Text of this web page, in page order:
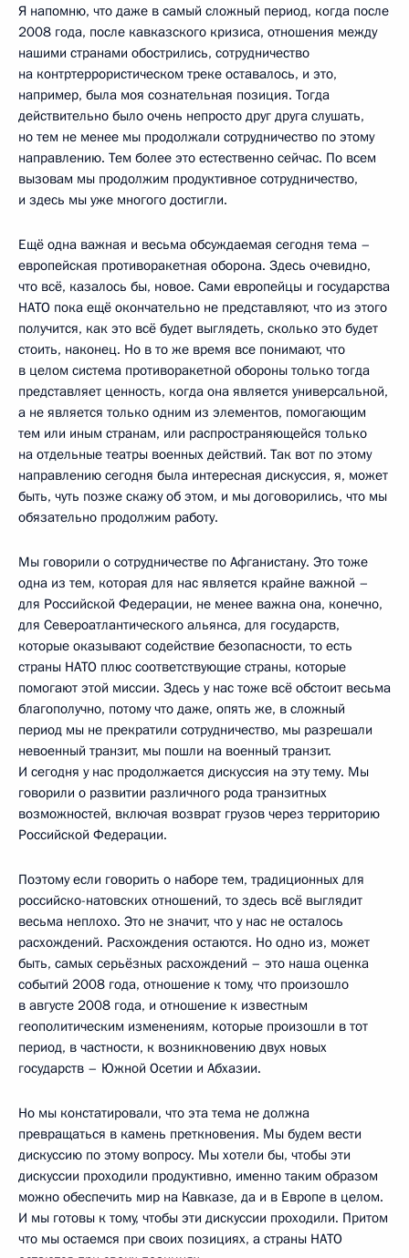
Я напомню, что даже в самый сложный период, когда после
2008 года, после кавказского кризиса, отношения между
нашими странами обострились, сотрудничество
на контртеррористическом треке оставалось, и это,
например, была моя сознательная позиция. Тогда
действительно было очень непросто друг друга слушать,
но тем не менее мы продолжали сотрудничество по этому
направлению. Тем более это естественно сейчас. По всем
вызовам мы продолжим продуктивное сотрудничество,
и здесь мы уже многого достигли.
Ещё одна важная и весьма обсуждаемая сегодня тема –
европейская противоракетная оборона. Здесь очевидно,
что всё, казалось бы, новое. Сами европейцы и государства
НАТО пока ещё окончательно не представляют, что из этого
получится, как это всё будет выглядеть, сколько это будет
стоить, наконец. Но в то же время все понимают, что
в целом система противоракетной обороны только тогда
представляет ценность, когда она является универсальной,
а не является только одним из элементов, помогающим
тем или иным странам, или распространяющейся только
на отдельные театры военных действий. Так вот по этому
направлению сегодня была интересная дискуссия, я, может
быть, чуть позже скажу об этом, и мы договорились, что мы
обязательно продолжим работу.
Мы говорили о сотрудничестве по Афганистану. Это тоже
одна из тем, которая для нас является крайне важной –
для Российской Федерации, не менее важна она, конечно,
для Североатлантического альянса, для государств,
которые оказывают содействие безопасности, то есть
страны НАТО плюс соответствующие страны, которые
помогают этой миссии. Здесь у нас тоже всё обстоит весьма
благополучно, потому что даже, опять же, в сложный
период мы не прекратили сотрудничество, мы разрешали
невоенный транзит, мы пошли на военный транзит.
И сегодня у нас продолжается дискуссия на эту тему. Мы
говорили о развитии различного рода транзитных
возможностей, включая возврат грузов через территорию
Российской Федерации.
Поэтому если говорить о наборе тем, традиционных для
российско-натовских отношений, то здесь всё выглядит
весьма неплохо. Это не значит, что у нас не осталось
расхождений. Расхождения остаются. Но одно из, может
быть, самых серьёзных расхождений – это наша оценка
событий 2008 года, отношение к тому, что произошло
в августе 2008 года, и отношение к известным
геополитическим изменениям, которые произошли в тот
период, в частности, к возникновению двух новых
государств – Южной Осетии и Абхазии.
Но мы констатировали, что эта тема не должна
превращаться в камень преткновения. Мы будем вести
дискуссию по этому вопросу. Мы хотели бы, чтобы эти
дискуссии проходили продуктивно, именно таким образом
можно обеспечить мир на Кавказе, да и в Европе в целом.
И мы готовы к тому, чтобы эти дискуссии проходили. Притом
что мы остаемся при своих позициях, а страны НАТО